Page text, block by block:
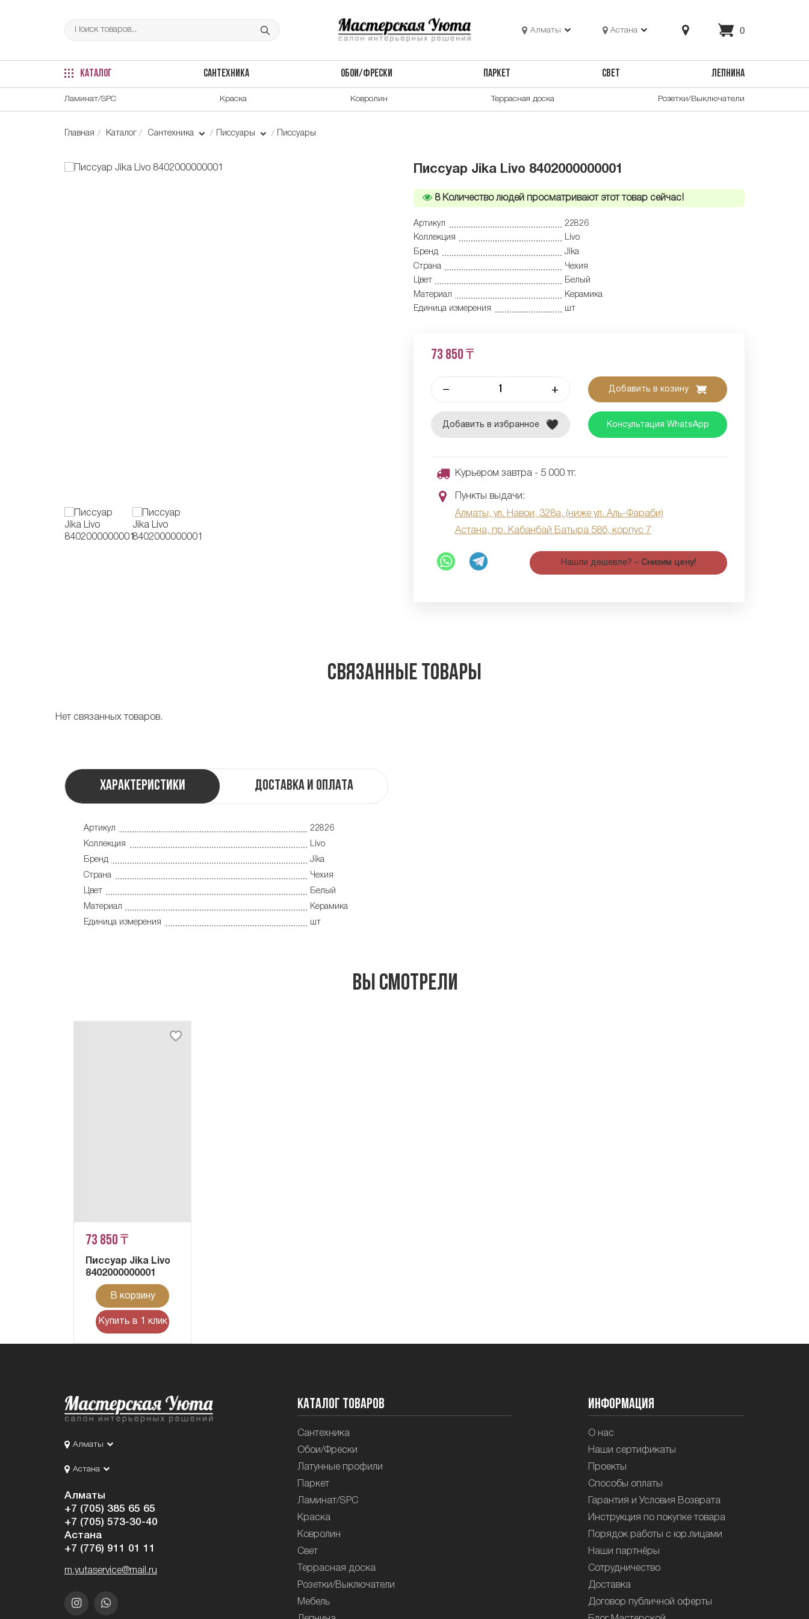
Алматы Астана 0
КАТАЛОГ САНТЕХНИКА ОБОИ/ФРЕСКИ ПАРКЕТ СВЕТ ЛЕПНИНА
Ламинат/SPC Краска Ковролин Террасная доска Розетки/Выключатели
Главная Каталог Сантехника Писсуары Писсуары
Писсуар Jika Livo 8402000000001
8Количество людей просматривают этот товар сейчас!
Артикул
22826
Коллекция
Livo
Бренд
Jika
Страна
Чехия
Цвет
Белый
Материал
Керамика
Единица измерения
шт
73 850 ₸
– + Добавить в козину
Добавить в избранное Консультация WhatsApp
Курьером завтра - 5 000 тг.
Пункты выдачи:
Алматы, ул. Навои, 328а, (ниже ул. Аль-Фараби)
Астана, пр. Кабанбай Батыра 58б, корпус 7
Нашли дешевле? – Снизим цену!
Связанные товары
Нет связанных товаров.
Характеристики Доставка и оплата
Артикул
22826
Коллекция
Livo
Бренд
Jika
Страна
Чехия
Цвет
Белый
Материал
Керамика
Единица измерения
шт
Вы смотрели
73 850 ₸
Писсуар Jika Livo
8402000000001
В корзину
Купить в 1 клик
Алматы
Астана
Алматы
+7 (705) 385 65 65
+7 (705) 573-30-40
Астана
+7 (776) 911 01 11
m.yutaservice@mail.ru
Каталог товаров
Сантехника
Обои/Фрески
Латунные профили
Паркет
Ламинат/SPC
Краска
Ковролин
Свет
Террасная доска
Розетки/Выключатели
Мебель
Информация
О нас
Наши сертификаты
Проекты
Способы оплаты
Гарантия и Условия Возврата
Инструкция по покупке товара
Порядок работы с юр.лицами
Наши партнёры
Сотрудничество
Доставка
Договор публичной оферты